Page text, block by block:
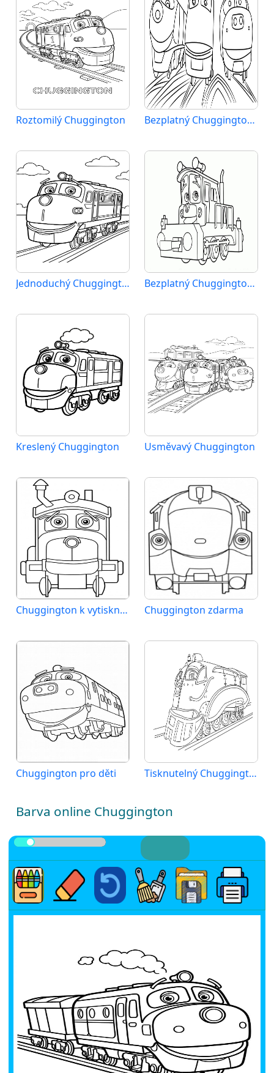
Roztomilý Chuggington Bezplatný Chuggington pro děti
Jednoduchý Chuggington Bezplatný Chuggington k vytištění
Kreslený Chuggington Usměvavý Chuggington
Chuggington k vytisknutí Chuggington zdarma
Chuggington pro děti Tisknutelný Chuggington zdarma
Barva online Chuggington